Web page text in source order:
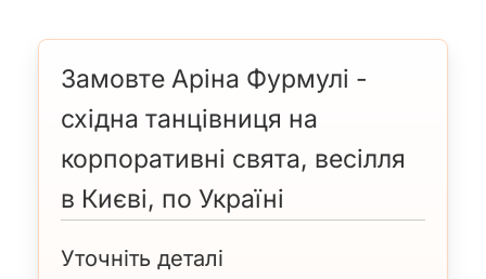
Замовте Аріна Фурмулі -
східна танцівниця на
корпоративні свята, весілля
в Києві, по Україні
Уточніть деталі